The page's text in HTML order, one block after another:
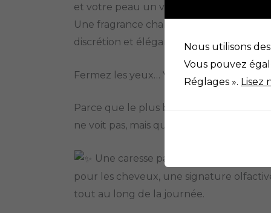
et votre peau un voile délicatement
Une fragrance chaleureuse qui sublime
discrétion et élégance.
Fermez les yeux… Vaporisez… Laissez la
Parce que le plus beau des accessoires
ne voit pas, mais que l’on ressent.
Une caresse parfumée pour la
pour les cheveux, une signature
tout au long de la journée.
Nous utilisons
Vous pouvez
Réglages ». Lisez